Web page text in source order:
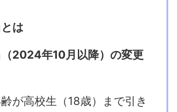
は
（2024年10月以降）の変更
が高校生（18歳）まで引き